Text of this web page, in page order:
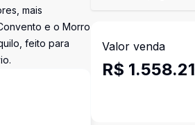
mais
e o Morro
feito para
Valor venda
R$